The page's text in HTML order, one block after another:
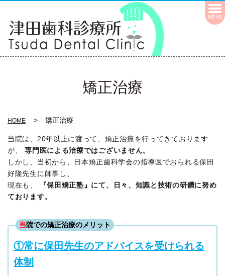
MENU
矯正治療
HOME 矯正治療
当院は、20年以上に渡って、矯正治療を行ってきております
が、
専門医による治療ではございません。
しかし、当初から、日本矯正歯科学会の指導医でおられる保田
好隆先生に師事し、
現在も、
『保田矯正塾』にて、日々、知識と技術の研鑽に努め
ております。
当院での矯正治療のメリット
①常に保田先生のアドバイスを受けられる
体制